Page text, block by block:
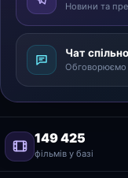
Новини та
Чат
Обговорюємо
149 425
фільмів у базі